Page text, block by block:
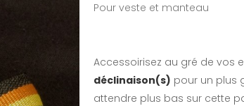
Pour veste et manteau
Accessoirisez au gré de vos
déclinaison(s) pour un plus
attendre plus bas sur cette